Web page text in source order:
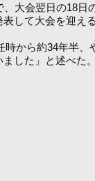
大会翌日の18日
して大会を迎え
から約34年半
した」と述べた。